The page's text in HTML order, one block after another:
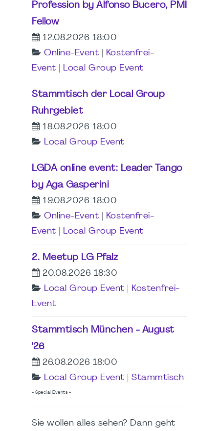
Profession by Alfonso Bucero, PMI
Fellow
12.08.2026 18:00
Online-Event
Kostenfrei-
Event
Local Group Event
Stammtisch der Local Group
Ruhrgebiet
18.08.2026 18:00
Local Group Event
LGDA online event: Leader Tango
by Aga Gasperini
19.08.2026 18:00
Online-Event
Kostenfrei-
Event
Local Group Event
2. Meetup LG Pfalz
20.08.2026 18:30
Local Group Event
Kostenfrei-
Event
Stammtisch München - August
'26
26.08.2026 18:00
Local Group Event
Stammtisch
- Special Events -
Sie wollen alles sehen? Dann geht